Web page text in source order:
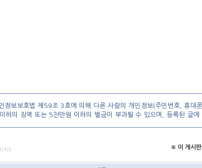
정보보호법 제59조 3호에 의해 다른 사람의 개인정보(주민번호, 휴대
하의 징역 또는 5천만원 이하의 벌금이 부과될 수 있으며, 등록된 글에
지) ※ 이 게시판